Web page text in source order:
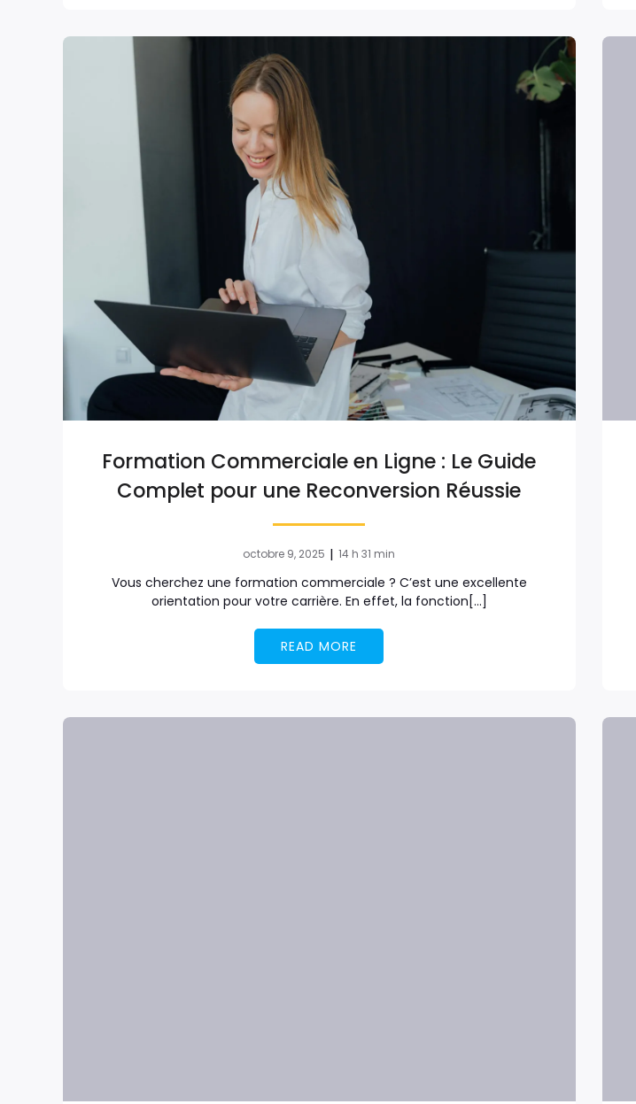
Formation Commerciale en Ligne : Le Guide
Complet pour une Reconversion Réussie
octobre 9, 2025 | 14 h 31 min
Vous cherchez une formation commerciale ? C’est une excellente
orientation pour votre carrière. En effet, la fonction[…]
READ MORE